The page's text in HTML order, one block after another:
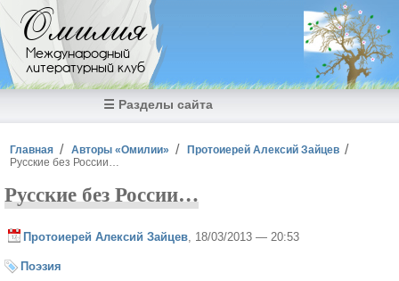
Перейти к основному содержанию
Омилия
Международный
литературный клуб
☰ Разделы сайта
Вы здесь
Главная Авторы «Омилии»
Протоиерей Алексий Зайцев
Русские без России…
Русские без России…
Протоиерей Алексий Зайцев , 18/03/2013 — 20:53
Поэзия